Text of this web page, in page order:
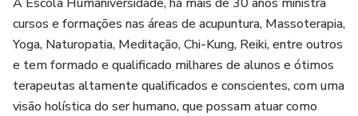
cursos e formações nas áreas de acupuntura, Massoterapia,
Yoga, Naturopatia, Meditação, Chi-Kung, Reiki, entre outros
e tem formado e qualificado milhares de alunos e ótimos
terapeutas altamente qualificados e conscientes, com uma
visão holística do ser humano, que possam atuar como